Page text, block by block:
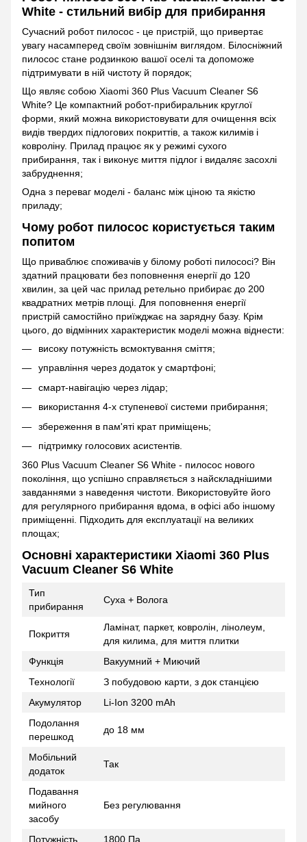
White - стильний вибір для прибирання
Сучасний робот пилосос - це пристрій, що привертає
увагу насамперед своїм зовнішнім виглядом. Білосніжний
пилосос стане родзинкою вашої оселі та допоможе
підтримувати в ній чистоту й порядок;
Що являє собою Xiaomi 360 Plus Vacuum Cleaner S6
White? Це компактний робот-прибиральник круглої
форми, який можна використовувати для очищення всіх
видів твердих підлогових покриттів, а також килимів і
ковроліну. Прилад працює як у режимі сухого
прибирання, так і виконує миття підлог і видаляє засохлі
забруднення;
Одна з переваг моделі - баланс між ціною та якістю
приладу;
Чому робот пилосос користується таким
попитом
Що приваблює споживачів у білому роботі пилососі? Він
здатний працювати без поповнення енергії до 120
хвилин, за цей час прилад ретельно прибирає до 200
квадратних метрів площі. Для поповнення енергії
пристрій самостійно приїжджає на зарядну базу. Крім
цього, до відмінних характеристик моделі можна віднести:
високу потужність всмоктування сміття;
управління через додаток у смартфоні;
смарт-навігацію через лідар;
використання 4-х ступеневої системи прибирання;
збереження в пам'яті крат приміщень;
підтримку голосових асистентів.
360 Plus Vacuum Cleaner S6 White - пилосос нового
покоління, що успішно справляється з найскладнішими
завданнями з наведення чистоти. Використовуйте його
для регулярного прибирання вдома, в офісі або іншому
приміщенні. Підходить для експлуатації на великих
площах;
Основні характеристики Xiaomi 360 Plus
Vacuum Cleaner S6 White
Тип
прибирання
Суха + Волога
Покриття
Ламінат, паркет, ковролін, лінолеум,
для килима, для миття плитки
Функція
Вакуумний + Миючий
Технології
З побудовою карти, з док станцією
Акумулятор
Li-Ion 3200 mAh
Подолання
перешкод
до 18 мм
Мобільний
додаток
Так
Подавання
мийного
засобу
Без регулювання
Потужність
1800 Па